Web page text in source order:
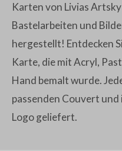
Karten von Livias
Bastelarbeiten und
hergestellt! Entdecken
Karte, die mit Acryl,
Hand bemalt wurde.
passenden Couvert
Logo geliefert.